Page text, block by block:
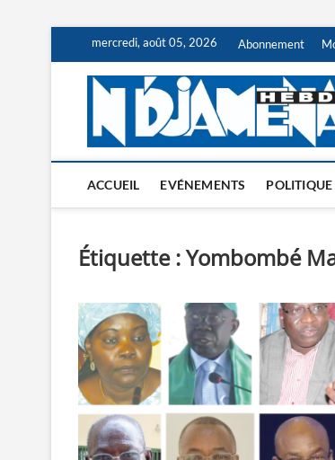
content
mercredi, août 05, 2026 Abonnement
ACCUEIL EVÉNEMENTS POLITIQUE
Étiquette :Yombombé